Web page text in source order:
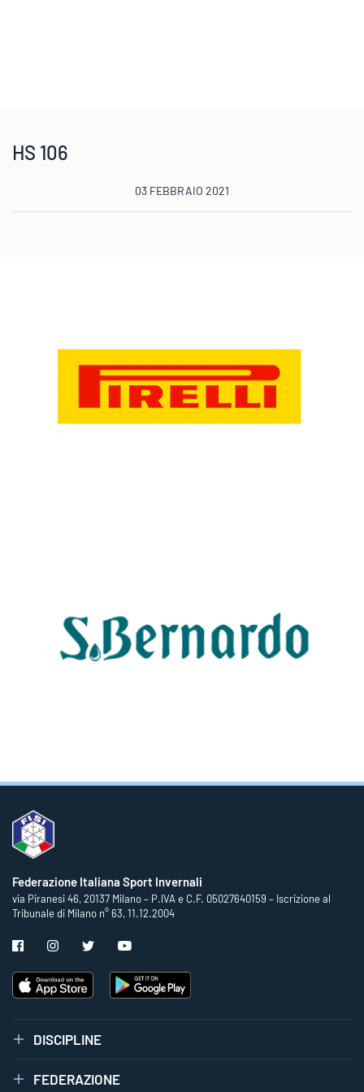
HS 106
03 FEBBRAIO 2021
Federazione Italiana Sport Invernali
via Piranesi 46, 20137 Milano – P.IVA e C.F. 05027640159 – Iscrizione al
Tribunale di Milano n° 63, 11.12.2004
DISCIPLINE
FEDERAZIONE